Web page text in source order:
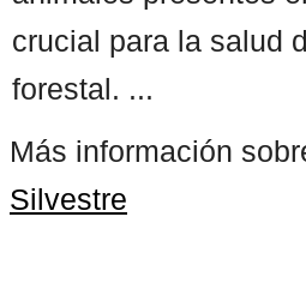
crucial para la salud
forestal. ...
Más información
Silvestre